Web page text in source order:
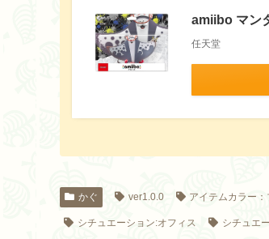
amiibo マン
任天堂
かぐ ver1.0.0 アイテムカラー：
シチュエーション:オフィス シチュエ